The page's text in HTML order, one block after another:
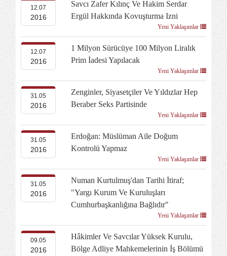
12.07
2016
Savcı Zafer Kılınç Ve Hakim Serdar
Ergül Hakkında Kovuşturma Izni
Yeni Yaklaşımlar
12.07
2016
1 Milyon Sürücüye 100 Milyon Liralık
Prim İadesi Yapılacak
Yeni Yaklaşımlar
31.05
2016
Zenginler, Siyasetçiler Ve Yıldızlar Hep
Beraber Seks Partisinde
Yeni Yaklaşımlar
31.05
2016
Erdoğan: Müslüman Aile Doğum
Kontrolü Yapmaz
Yeni Yaklaşımlar
31.05
2016
Numan Kurtulmuş'dan Tarihi İtiraf;
"Yargı Kurum Ve Kuruluşları
Cumhurbaşkanlığına Bağlıdır"
Yeni Yaklaşımlar
09.05
2016
Hâkimler Ve Savcılar Yüksek Kurulu,
Bölge Adliye Mahkemelerinin İş Bölümü